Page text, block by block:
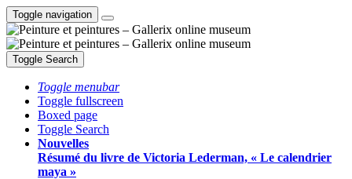
Toggle navigation
Toggle Search
Toggle menubar
Toggle fullscreen
Boxed page
Toggle Search
Nouvelles
Résumé du livre de Victoria Lederman, « Le calendrier
maya »